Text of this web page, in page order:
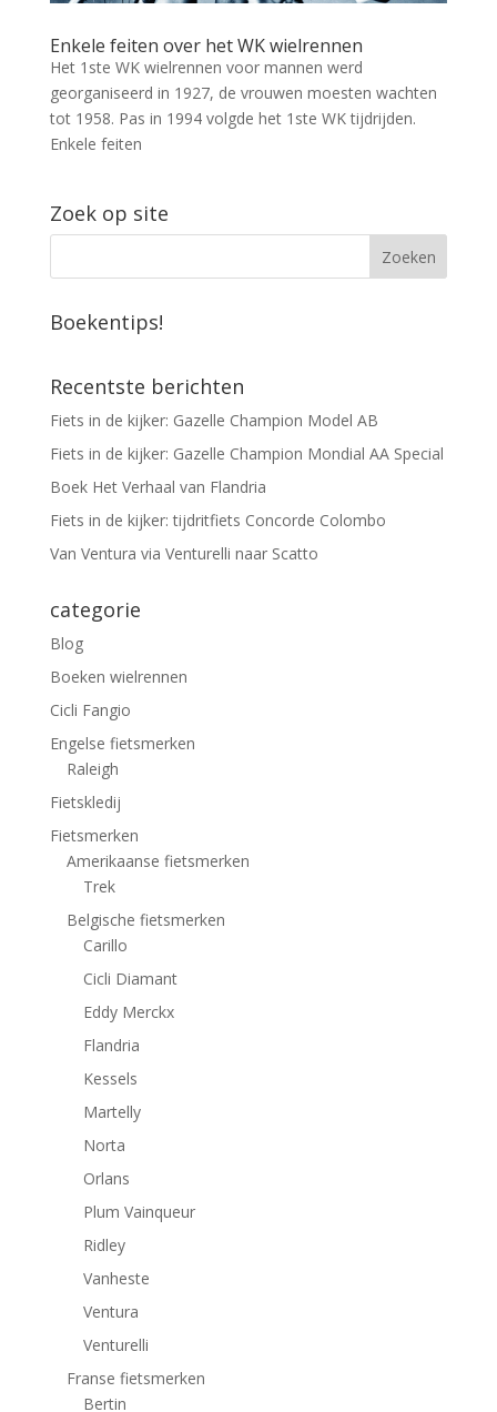
Enkele feiten over het WK wielrennen
Het 1ste WK wielrennen voor mannen werd
georganiseerd in 1927, de vrouwen moesten wachten
tot 1958. Pas in 1994 volgde het 1ste WK tijdrijden.
Enkele feiten
Zoek op site
Boekentips!
Recentste berichten
Fiets in de kijker: Gazelle Champion Model AB
Fiets in de kijker: Gazelle Champion Mondial AA Special
Boek Het Verhaal van Flandria
Fiets in de kijker: tijdritfiets Concorde Colombo
Van Ventura via Venturelli naar Scatto
categorie
Blog
Boeken wielrennen
Cicli Fangio
Engelse fietsmerken
Raleigh
Fietskledij
Fietsmerken
Amerikaanse fietsmerken
Trek
Belgische fietsmerken
Carillo
Cicli Diamant
Eddy Merckx
Flandria
Kessels
Martelly
Norta
Orlans
Plum Vainqueur
Ridley
Vanheste
Ventura
Venturelli
Franse fietsmerken
Bertin